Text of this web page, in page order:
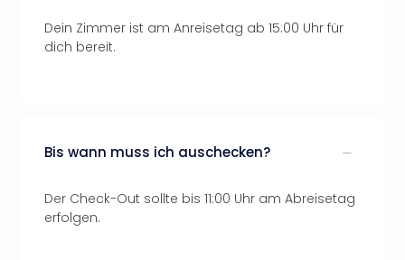
Dein Zimmer ist am Anreisetag ab 15:00 Uhr für
dich bereit.
Bis wann muss ich auschecken?
Der Check-Out sollte bis 11:00 Uhr am Abreisetag
erfolgen.